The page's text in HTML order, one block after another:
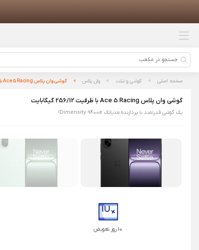
محصولات پیشنهادی
ریش تراش شیائومی Xiaomi Electric
ENCHEN Boost 2 NewType
بسته ۱۰ عددی خودکار ژله‌ ای شیائومی
Xiaomi Kaco مدل K1015
صفحه اصلی گوشی و تبلت وان پلاس گوشی وان پلاس Ace 5 Racing با ظرفیت 256/12 گیگابایت
گوشی وان پلاس Ace 5 Racing با ظرفیت 256/12 گیگابایت
یک گوشی قدرتمند با پردازنده مدیاتک Dimensity 9400e!
10 روز تعویض